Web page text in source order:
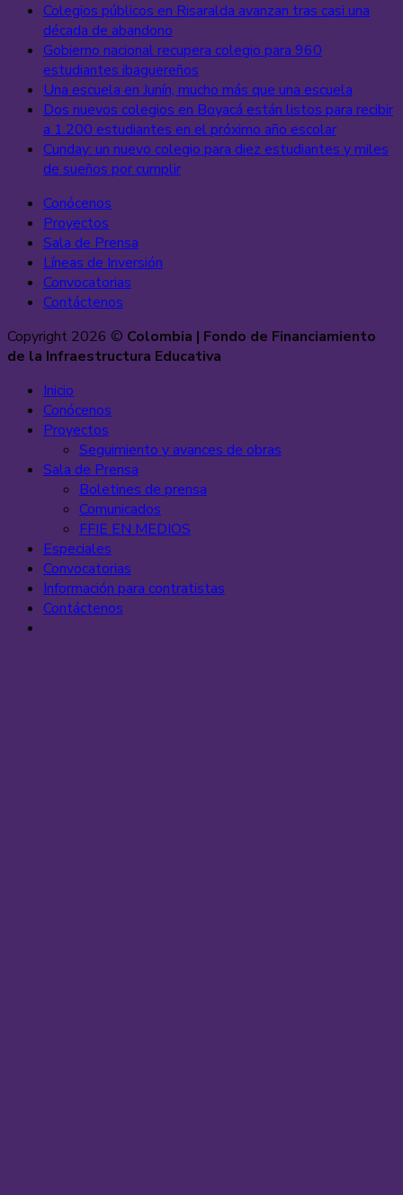
Colegios públicos en Risaralda avanzan tras casi una
década de abandono
Gobierno nacional recupera colegio para 960
estudiantes ibaguereños
Una escuela en Junín, mucho más que una escuela
Dos nuevos colegios en Boyacá están listos para recibir
a 1.200 estudiantes en el próximo año escolar
Cunday: un nuevo colegio para diez estudiantes y miles
de sueños por cumplir
Conócenos
Proyectos
Sala de Prensa
Líneas de Inversión
Convocatorias
Contáctenos
Copyright 2026 © Colombia | Fondo de Financiamiento
de la Infraestructura Educativa
Inicio
Conócenos
Proyectos
Seguimiento y avances de obras
Sala de Prensa
Boletines de prensa
Comunicados
FFIE EN MEDIOS
Especiales
Convocatorias
Información para contratistas
Contáctenos